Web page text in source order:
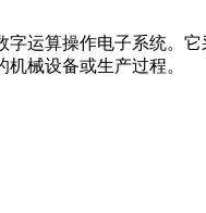
运算操作电子系统。
械设备或生产过程。